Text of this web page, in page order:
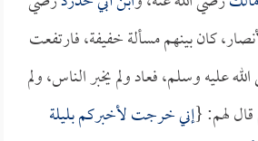
كان بينهم مسألة خفيفة، فارتفعت
عليه وسلم، فعاد ولم يخبر الناس، ولم
قال لهم: {إني خرجت لأخبركم بليلة